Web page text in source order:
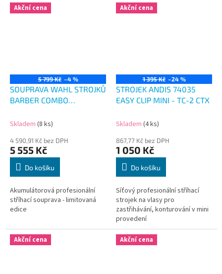
Akční cena
5 799 Kč –4 %
SOUPRAVA WAHL STROJKŮ
BARBER COMBO
Skladem (8 ks)
4 590,91 Kč bez DPH
5 555 Kč
Do košíku
Akumulátorová profesionální
stříhací souprava - limitovaná
edice
Akční cena
1 395 Kč –24 %
STROJEK ANDIS 74035
EASY CLIP MINI - TC-2 CTX
Skladem (4 ks)
867,77 Kč bez DPH
1 050 Kč
Do košíku
Síťový profesionální stříhací
strojek na vlasy pro
zastřihávání, konturování v mini
provedení
Akční cena Akční cena